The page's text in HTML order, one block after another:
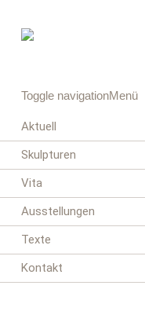
Toggle navigationMenü
Aktuell
Skulpturen
Vita
Ausstellungen
Texte
Kontakt